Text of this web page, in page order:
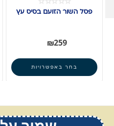
פסל השור הזועם בסיס עץ
₪259
בחר באפשרויות